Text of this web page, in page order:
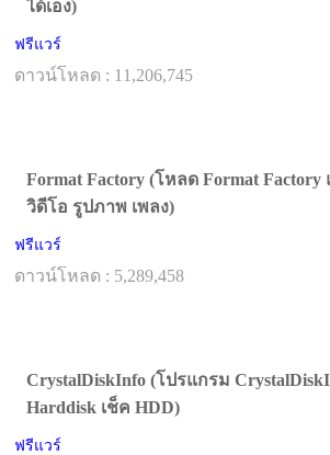
ได้เอง)
ฟรีแวร์
ดาวน์โหลด : 11,206,745
Format Factory (โหลด Format
วิดีโอ รูปภาพ เพลง)
ฟรีแวร์
ดาวน์โหลด : 5,289,458
CrystalDiskInfo (โปรแกรม
Harddisk เช็ค HDD)
ฟรีแวร์